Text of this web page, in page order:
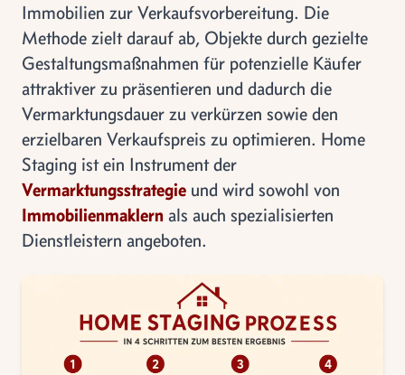
Immobilien zur Verkaufsvorbereitung. Die
Methode zielt darauf ab, Objekte durch gezielte
Gestaltungsmaßnahmen für potenzielle Käufer
attraktiver zu präsentieren und dadurch die
Vermarktungsdauer zu verkürzen sowie den
erzielbaren Verkaufspreis zu optimieren. Home
Staging ist ein Instrument der
Vermarktungsstrategie und wird sowohl von
Immobilienmaklern als auch spezialisierten
Dienstleistern angeboten.